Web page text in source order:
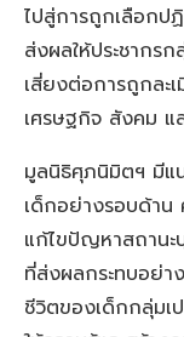
ไปสู่การถูกเลือกป
ส่งผลให้ประชากร
เสี่ยงต่อการถูกละ
เศรษฐกิจ สังคม แ
มูลนิธิศุภนิมิตฯ มีแ
เด็กอย่างรอบด้าน
แก้ไขปัญหาสถานะ
ที่ส่งผลกระทบอย่
ชีวิตของเด็กกลุ่มเ